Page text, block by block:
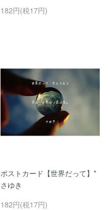
182円(税17円)
ポストカード【世界だって】*
さゆき
182円(税17円)